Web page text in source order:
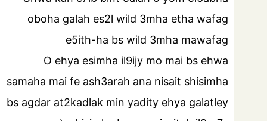
oboha galah es2l wild 3mha etha wafag
e5ith-ha bs wild 3mha mawafag
O ehya esimha il9ijy mo mai bs ehwa
samaha mai fe ash3arah ana nisait shisimha
bs agdar at2kadlak min yadity ehya galatley